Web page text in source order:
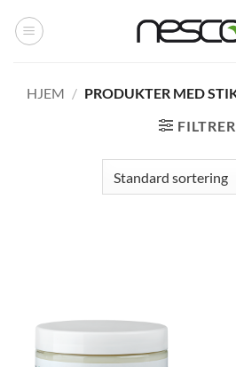
HJEM / PRODUKTER MED
FILTRER